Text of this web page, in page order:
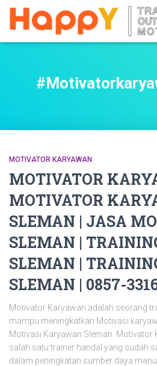
MOTIVATOR KARYAWAN
MOTIVATOR
MOTIVATOR
SLEMAN | JASA
SLEMAN |
SLEMAN |
SLEMAN | 0857-
Motivator Karyawan adalah seorang
mampu meningkatkan Motivasi
Motivasi Karyawan Sleman. Motivator
salah satu trainer handal yang sudah
dalam peningkatan sumber daya